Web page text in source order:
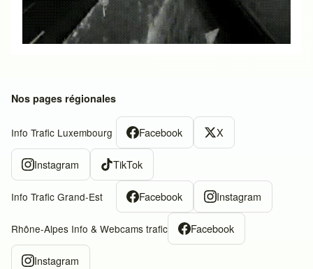
Nos pages régionales
Info Trafic Luxembourg Facebook X
Instagram TikTok
Info Trafic Grand-Est Facebook Instagram
Rhône-Alpes Info & Webcams trafic Facebook
Instagram